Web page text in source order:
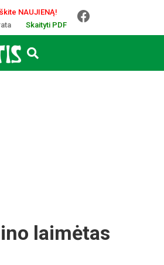
NAUJIENĄ!
Skaityti PDF
laimėtas